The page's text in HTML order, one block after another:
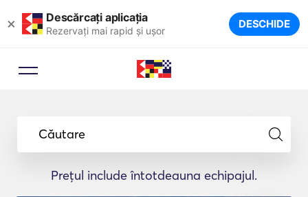
× Descărcați aplicația
Rezervați mai rapid și ușor DESCHIDE
Căutare
Prețul include întotdeauna echipajul.